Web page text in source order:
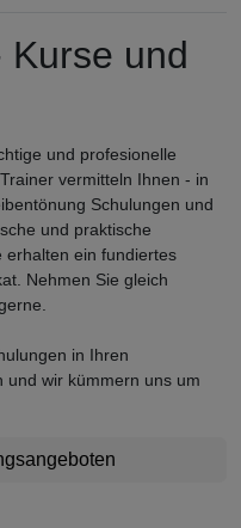
Kurse und
und profesionelle
vermitteln Ihnen - in
Schulungen und
und praktische
erhalten ein fundiertes
Nehmen Sie gleich
in Ihren
und wir kümmern uns um